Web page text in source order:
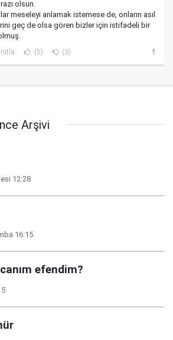
olsun.
meseleyi anlamak istemese de, onların asıl
geç de olsa gören bizler için istifadeli bir
(5) (3)
Arşivi
12:28
16:15
efendim?